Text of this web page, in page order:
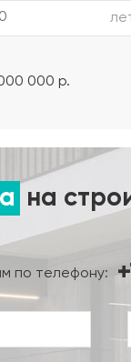
000 р.
на
по телефону: